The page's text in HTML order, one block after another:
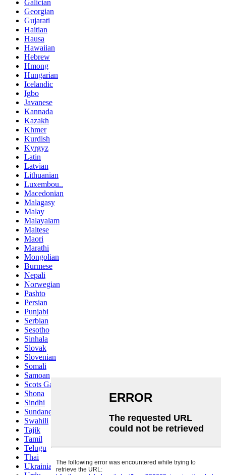
Galician
Georgian
Gujarati
Haitian
Hausa
Hawaiian
Hebrew
Hmong
Hungarian
Icelandic
Igbo
Javanese
Kannada
Kazakh
Khmer
Kurdish
Kyrgyz
Latin
Latvian
Lithuanian
Luxembou..
Macedonian
Malagasy
Malay
Malayalam
Maltese
Maori
Marathi
Mongolian
Burmese
Nepali
Norwegian
Pashto
Persian
Punjabi
Serbian
Sesotho
Sinhala
Slovak
Slovenian
Somali
Samoan
Scots Gaelic
Shona
Sindhi
Sundanese
Swahili
Tajik
Tamil
Telugu
Thai
Ukrainian